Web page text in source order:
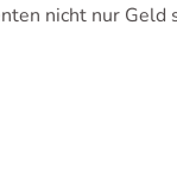
nicht nur Geld